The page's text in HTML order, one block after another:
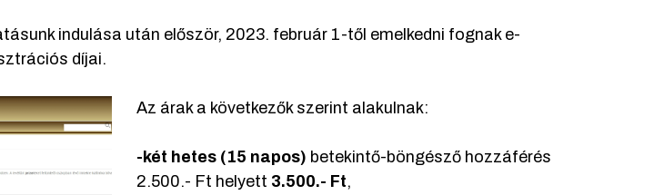
indulása után először, 2023. február 1-től emelkedni fognak e-
díjai.
Az árak a következők szerint alakulnak:
-két hetes (15 napos) betekintő-böngésző hozzáférés
2.500.- Ft helyett 3.500.- Ft,